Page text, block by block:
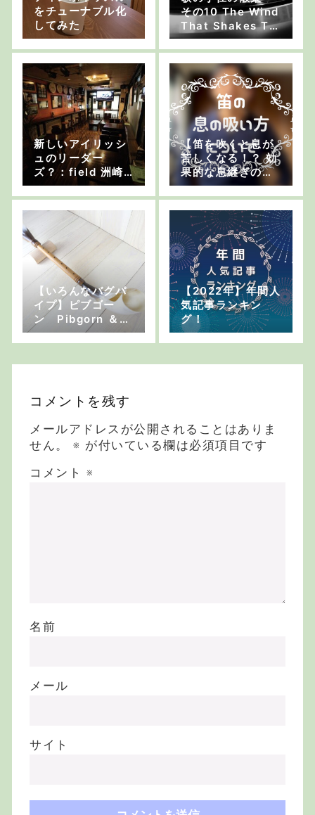
をチューナブル化
してみた
その10 The Wind
That Shakes Th
e Barley：おおし
まゆたか
新しいアイリッシ
ュのリーダー
ズ？：field 洲崎
一彦
【笛を吹くと息が
苦しくなる！？ 効
果的な息継ぎのし
かた】ケルトの笛
チャンネルvol.28
【いろんなバグパ
イプ】ピブゴー
ン Pibgorn ＆
ウェリッシュ・パ
イプス Walsh Pi
pes
【2022年】年間人
気記事ランキン
グ！
コメントを残す
メールアドレスが公開されることはありま
せん。
※ が付いている欄は必須項目です
コメント ※
名前
メール
サイト